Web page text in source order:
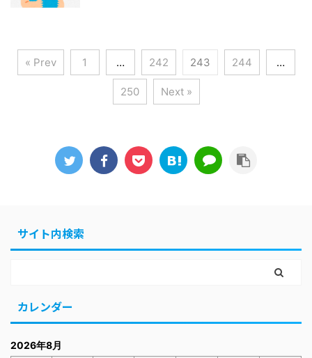
« Prev 1 … 242 243 244 …
250 Next »
サイト内検索
カレンダー
2026年8月